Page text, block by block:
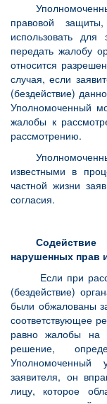
правовой
использовать
передать жалобу
относится
случая, если
(бездействие)
Уполномоченный
жалобы к
рассмотрению.
известными в
частной жизни
согласия.
нарушенных прав
Если при
(бездействие)
были обжалованы
соответствующее
равно жалобы на
решение,
заявителя, он
лицу, которое